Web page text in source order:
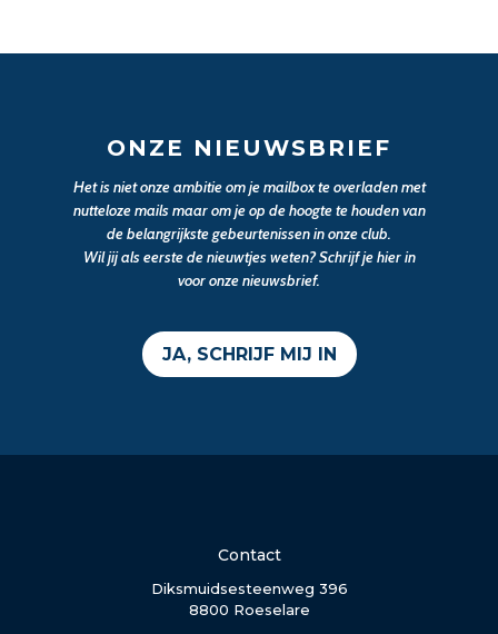
ONZE NIEUWSBRIEF
Het is niet onze ambitie om je mailbox te overladen met
nutteloze mails maar om je op de hoogte te houden van
de belangrijkste gebeurtenissen in onze club.
Wil jij als eerste de nieuwtjes weten? Schrijf je hier in
voor onze nieuwsbrief.
JA, SCHRIJF MIJ IN
Contact
Diksmuidsesteenweg 396
8800 Roeselare